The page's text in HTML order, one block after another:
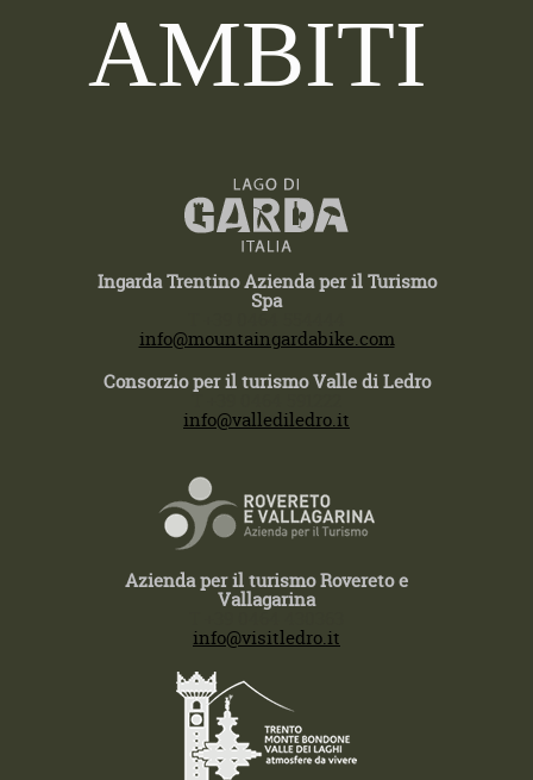
AMBITI
Ingarda Trentino Azienda per il Turismo
Spa
info@mountaingardabike.com
Consorzio per il turismo Valle di Ledro
info@vallediledro.it
Azienda per il turismo Rovereto e
Vallagarina
info@visitledro.it